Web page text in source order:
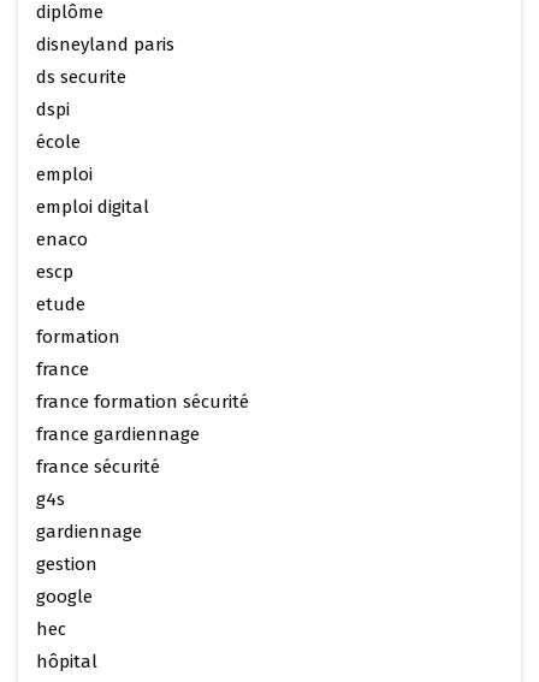
diplôme
disneyland paris
ds securite
dspi
école
emploi
emploi digital
enaco
escp
etude
formation
france
france formation sécurité
france gardiennage
france sécurité
g4s
gardiennage
gestion
google
hec
hôpital